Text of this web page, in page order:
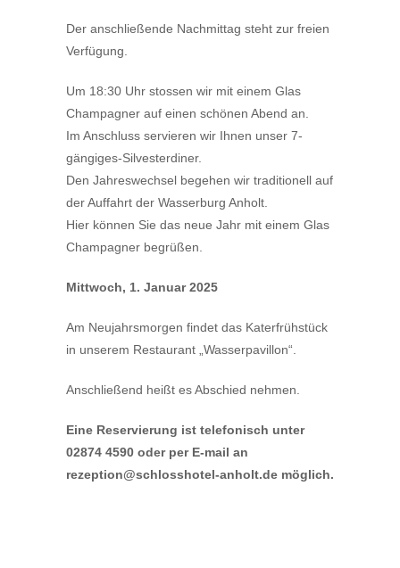
Der anschließende Nachmittag steht zur freien
Verfügung.
Um 18:30 Uhr stossen wir mit einem Glas
Champagner auf einen schönen Abend an.
Im Anschluss servieren wir Ihnen unser 7-
gängiges-Silvesterdiner.
Den Jahreswechsel begehen wir traditionell auf
der Auffahrt der Wasserburg Anholt.
Hier können Sie das neue Jahr mit einem Glas
Champagner begrüßen.
Mittwoch, 1. Januar 2025
Am Neujahrsmorgen findet das Katerfrühstück
in unserem Restaurant „Wasserpavillon“.
Anschließend heißt es Abschied nehmen.
Eine Reservierung ist telefonisch unter
02874 4590 oder per E-mail an
rezeption@schlosshotel-anholt.de möglich.